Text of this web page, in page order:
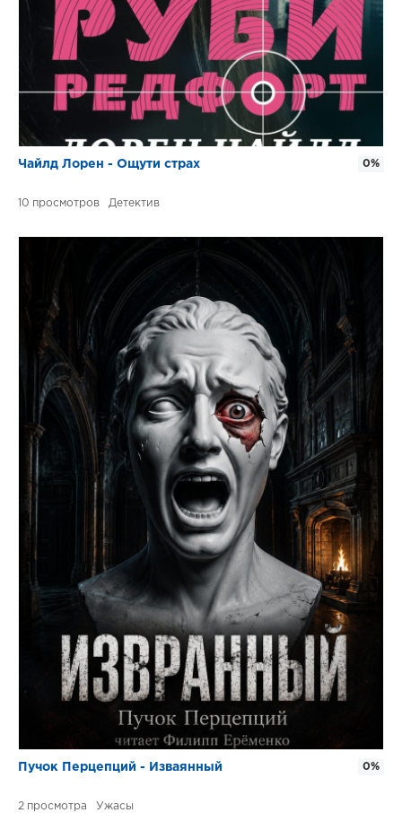
Чайлд Лорен - Ощути страх
10 Детектив
0%
Пучок Перцепций - Изваянный
2 Ужасы
0%